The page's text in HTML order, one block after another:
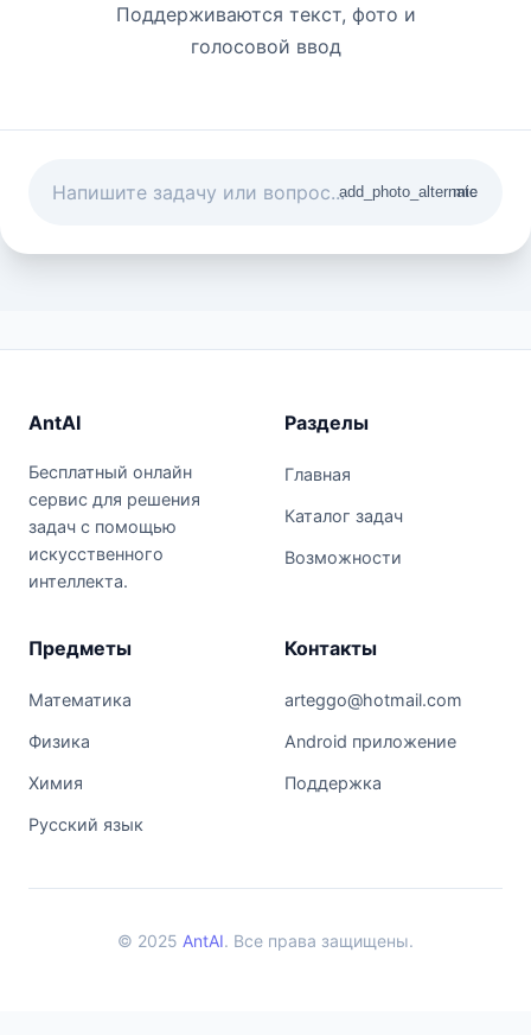
Поддерживаются текст, фото и
голосовой ввод
add_photo_alternate
mic
AntAI
Бесплатный онлайн
сервис для решения
задач с помощью
искусственного
интеллекта.
Разделы
Главная
Каталог задач
Возможности
Предметы
Математика
Физика
Химия
Русский язык
Контакты
arteggo@hotmail.com
Android приложение
Поддержка
© 2025 AntAI. Все права защищены.